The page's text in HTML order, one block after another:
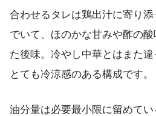
合わせるタレは鶏出汁に寄り
でいて、ほのかな甘みや酢の
た後味。冷やし中華とはまた違
とても冷涼感のある構成です。
油分量は必要最小限に留めて